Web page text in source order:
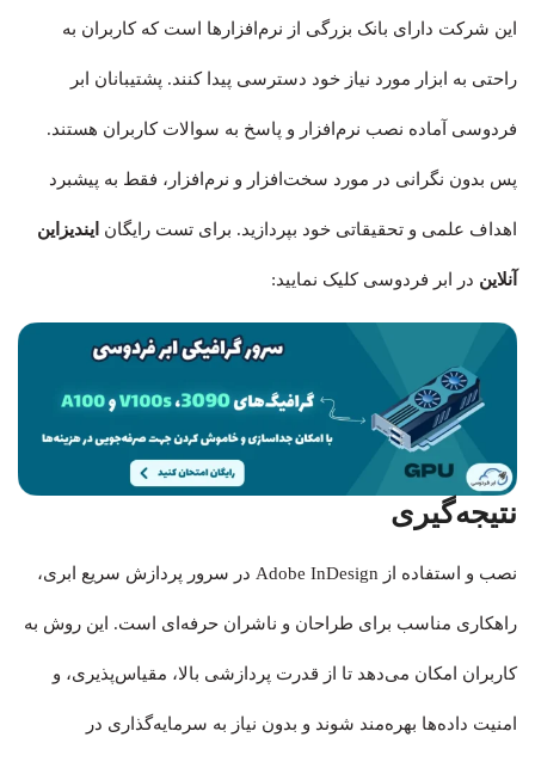
این شرکت دارای بانک بزرگی از نرم‌افزارها است که کاربران به
راحتی به ابزار مورد نیاز خود دسترسی پیدا کنند. پشتیبانان ابر
فردوسی آماده نصب نرم‌افزار و پاسخ به سوالات کاربران هستند.
پس بدون نگرانی در مورد سخت‌افزار و نرم‌افزار، فقط به پیشبرد
اهداف علمی و تحقیقاتی خود بپردازید. برای تست رایگان ایندیزاین
آنلاین در ابر فردوسی کلیک نمایید:
نتیجه‌گیری
نصب و استفاده از Adobe InDesign در سرور پردازش سریع ابری،
راهکاری مناسب برای طراحان و ناشران حرفه‌ای است. این روش به
کاربران امکان می‌دهد تا از قدرت پردازشی بالا، مقیاس‌پذیری، و
امنیت داده‌ها بهره‌مند شوند و بدون نیاز به سرمایه‌گذاری در